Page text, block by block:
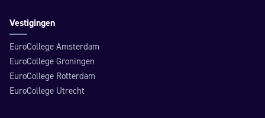
Vestigingen
EuroCollege Amsterdam
EuroCollege Groningen
EuroCollege Rotterdam
EuroCollege Utrecht